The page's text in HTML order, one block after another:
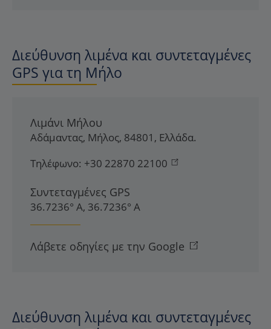
Διεύθυνση λιμένα και συντεταγμένες
GPS για τη Μήλο
Λιμάνι Μήλου
Αδάμαντας, Μήλος, 84801 , Ελλάδα.
Τηλέφωνο: +30 22870 22100
Συντεταγμένες GPS
36.7236° Α, 36.7236° Α
Λάβετε οδηγίες με την Google
Διεύθυνση λιμένα και συντεταγμένες